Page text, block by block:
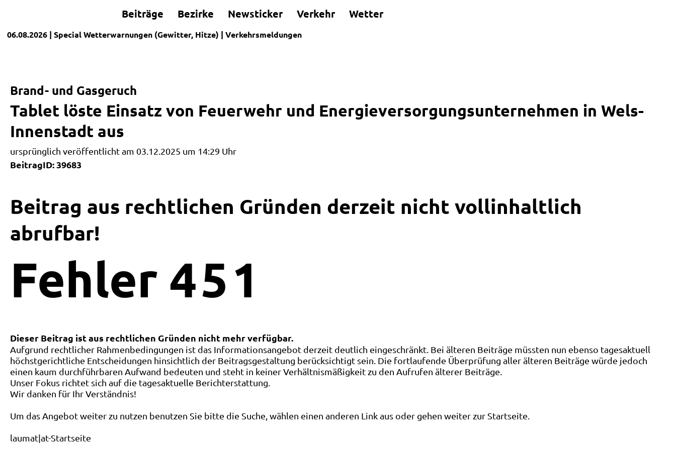
Beiträge Bezirke Newsticker Verkehr Wetter
06.08.2026 | SpecialWetterwarnungen (Gewitter, Hitze) | Verkehrsmeldungen
Brand- und Gasgeruch
Tablet löste Einsatz von Feuerwehr und Energieversorgungsunternehmen in Wels-
Innenstadt aus
ursprünglich veröffentlicht am 03.12.2025 um 14:29 Uhr
BeitragID: 39683
Beitrag aus rechtlichen Gründen derzeit nicht vollinhaltlich
abrufbar!
Fehler 4 5 1
Dieser Beitrag ist aus rechtlichen Gründen nicht mehr verfügbar.
Aufgrund rechtlicher Rahmenbedingungen ist das Informationsangebot derzeit deutlich eingeschränkt. Bei älteren Beiträge müssten nun ebenso tagesaktuell
höchstgerichtliche Entscheidungen hinsichtlich der Beitragsgestaltung berücksichtigt sein. Die fortlaufende Überprüfung aller älteren Beiträge würde jedoch
einen kaum durchführbaren Aufwand bedeuten und steht in keiner Verhältnismäßigkeit zu den Aufrufen älterer Beiträge.
Unser Fokus richtet sich auf die tagesaktuelle Berichterstattung.
Wir danken für Ihr Verständnis!
Um das Angebot weiter zu nutzen benutzen Sie bitte die Suche, wählen einen anderen Link aus oder gehen weiter zur Startseite.
laumat|at-Startseite